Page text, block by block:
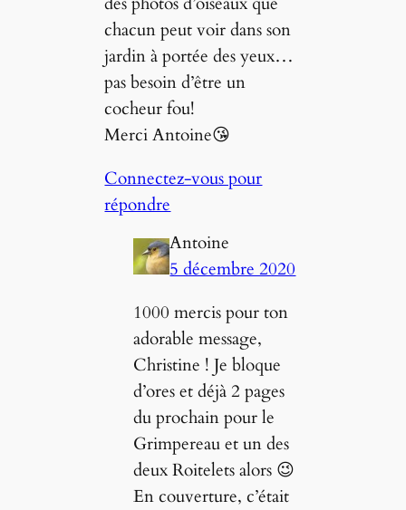
chacun peut voir dans son
jardin à portée des yeux…
pas besoin d’être un
cocheur fou!
Merci Antoine😘
Connectez-vous pour
répondre
Antoine
5 décembre 2020
1000 mercis pour ton
adorable message,
Christine ! Je bloque
d’ores et déjà 2 pages
du prochain pour le
Grimpereau et un des
deux Roitelets alors 😉
En couverture, c’était